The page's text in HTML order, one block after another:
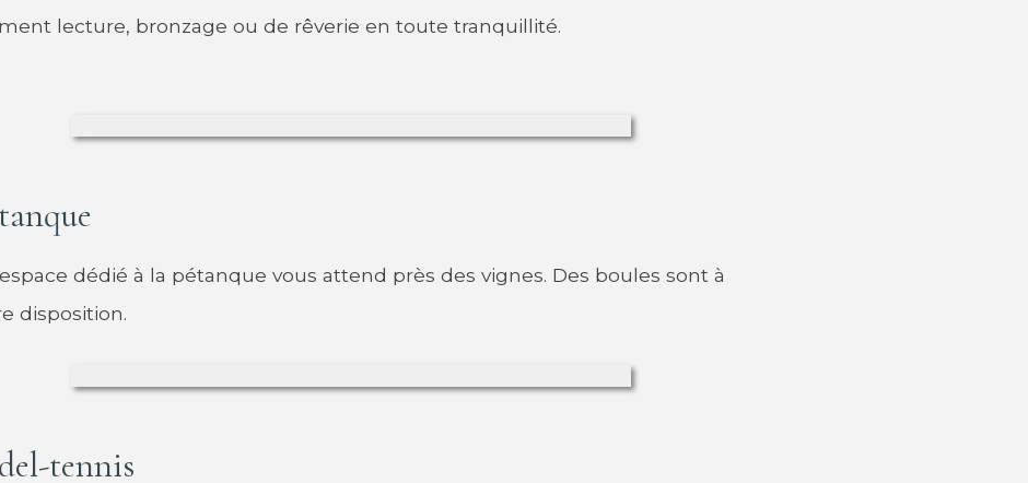
lecture, bronzage ou de rêverie en toute tranquillité.
dédié à la pétanque vous attend près des vignes. Des boules sont à
disposition.
tennis